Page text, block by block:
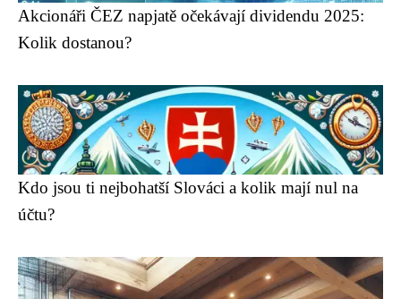
Akcionáři ČEZ napjatě očekávají dividendu 2025:
Kolik dostanou?
Kdo jsou ti nejbohatší Slováci a kolik mají nul na
účtu?